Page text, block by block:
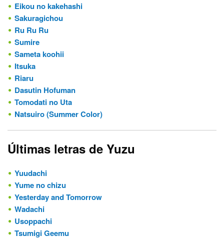
Eikou no kakehashi
Sakuragichou
Ru Ru Ru
Sumire
Sameta koohii
Itsuka
Riaru
Dasutin Hofuman
Tomodati no Uta
Natsuiro (Summer Color)
Últimas letras de Yuzu
Yuudachi
Yume no chizu
Yesterday and Tomorrow
Wadachi
Usoppachi
Tsumigi Geemu